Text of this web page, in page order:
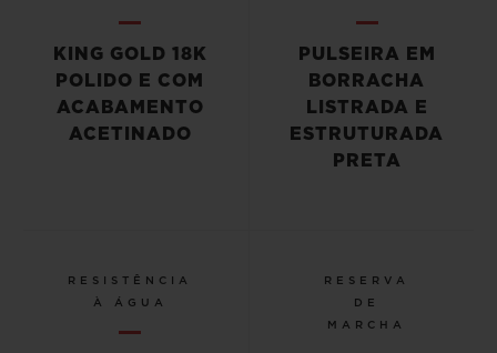
KING GOLD 18K
POLIDO E COM
ACABAMENTO
ACETINADO
PULSEIRA EM
BORRACHA
LISTRADA E
ESTRUTURADA
PRETA
RESISTÊNCIA
À ÁGUA
RESERVA
DE
MARCHA